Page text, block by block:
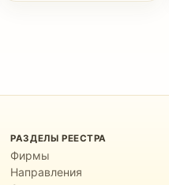
РАЗДЕЛЫ РЕЕСТРА
Фирмы
Направления